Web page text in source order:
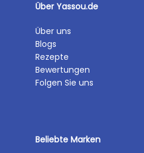
Über Yassou.de
Über uns
Blogs
Rezepte
Bewertungen
Folgen Sie uns
Beliebte Marken